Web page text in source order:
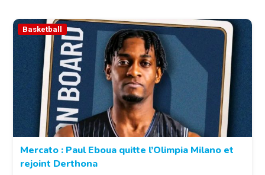
Basketball
Mercato : Paul Eboua quitte l’Olimpia Milano et
rejoint Derthona